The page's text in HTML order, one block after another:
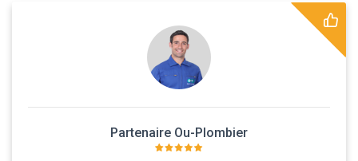
Partenaire Ou-Plombier